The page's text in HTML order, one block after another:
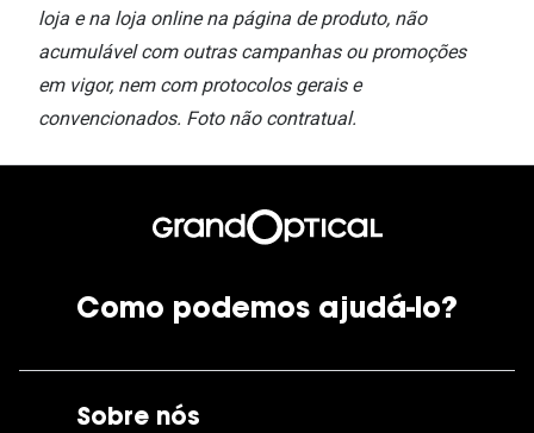
loja e na loja online na página de produto, não
acumulável com outras campanhas ou promoções
em vigor, nem com protocolos gerais e
convencionados. Foto não contratual.
Como podemos ajudá-lo?
Sobre nós